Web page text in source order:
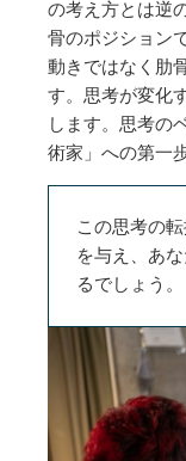
の考え方とは逆
骨のポジション
動きではなく肋
す。思考が変化
します。思考の
術家」への第一
この思考の
を与え、あ
るでしょう。